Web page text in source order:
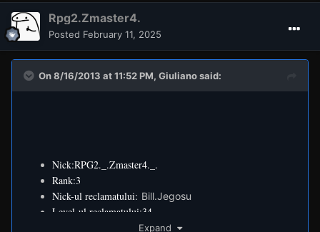
Rpg2.Zmaster4.
Posted February 11, 2025
On 8/16/2013 at 11:52 PM,Giulianosaid:
Nick:RPG2._.Zmaster4._.
Rank:3
Nick-ul reclamatului: Bill.Jegosu
Level-ul reclamatului:34
MyStats bar a reclamatului:https:
Expand